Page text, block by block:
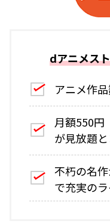
dアニメス
アニメ作
月額550円
が見放題と
不朽の名
で充実の